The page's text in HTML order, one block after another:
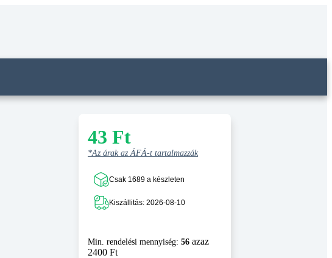
43 Ft
*Az árak az ÁFÁ-t tartalmazzák
Csak 1689 a készleten
Kiszállitás: 2026-08-10
Min. rendelési mennyiség: 56 azaz
2400 Ft